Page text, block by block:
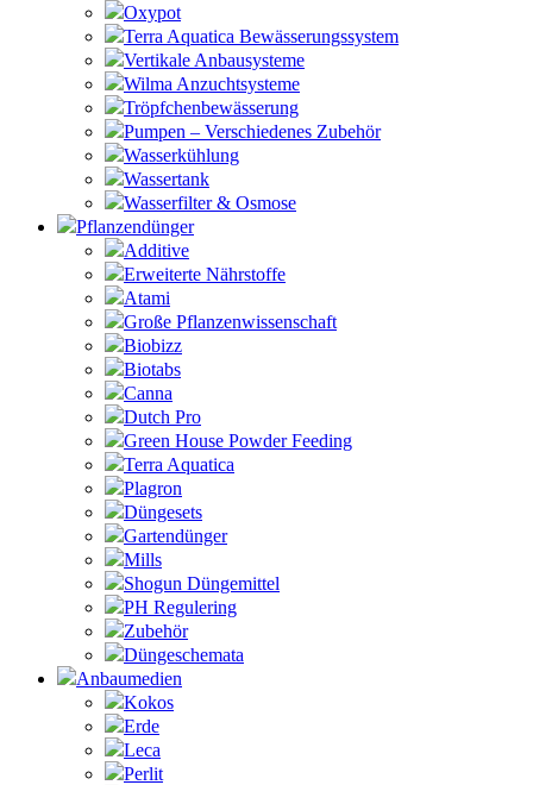
Oxypot
Terra Aquatica Bewässerungssystem
Vertikale Anbausysteme
Wilma Anzuchtsysteme
Tröpfchenbewässerung
Pumpen – Verschiedenes Zubehör
Wasserkühlung
Wassertank
Wasserfilter & Osmose
Pflanzendünger
Additive
Erweiterte Nährstoffe
Atami
Große Pflanzenwissenschaft
Biobizz
Biotabs
Canna
Dutch Pro
Green House Powder Feeding
Terra Aquatica
Plagron
Düngesets
Gartendünger
Mills
Shogun Düngemittel
PH Regulering
Zubehör
Düngeschemata
Anbaumedien
Kokos
Erde
Leca
Perlit